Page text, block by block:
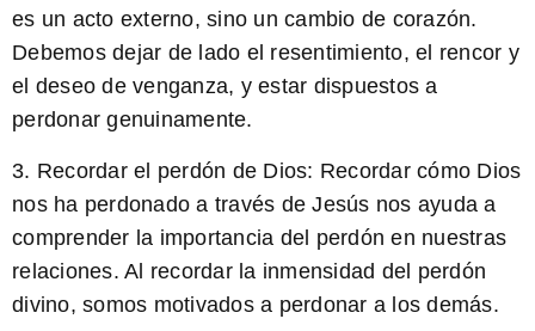
es un acto externo, sino un cambio de corazón.
Debemos dejar de lado el resentimiento, el rencor y
el deseo de venganza, y estar dispuestos a
perdonar genuinamente.
3. Recordar el perdón de Dios: Recordar cómo Dios
nos ha perdonado a través de Jesús nos ayuda a
comprender la importancia del perdón en nuestras
relaciones. Al recordar la inmensidad del perdón
divino, somos motivados a perdonar a los demás.